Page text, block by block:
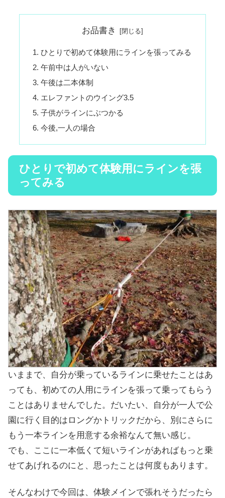
お品書き
ひとりで初めて体験用にラインを張ってみる
午前中は人がいない
午後は二本体制
エレファントのウイング3.5
子供がラインにぶつかる
今後,一人の場合
ひとりで初めて体験用にラインを張
ってみる
いままで、自分が乗っているラインに乗せたことはあ
っても、初めての人用にラインを張って乗ってもらう
ことはありませんでした。だいたい、自分が一人で公
園に行く目的はロングかトリックだから、別にさらに
もう一本ラインを用意する余裕なんて無い感じ。
でも、ここに一本低くて短いラインがあればもっと乗
せてあげれるのにと、思ったことは何度もあります。
そんなわけで今回は、体験メインで張れそうだったら